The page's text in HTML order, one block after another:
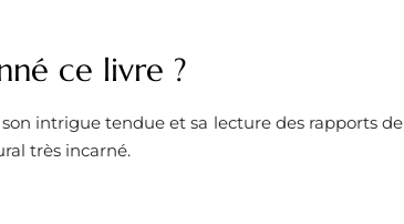
ce livre ?
intrigue tendue et sa lecture des rapports de
très incarné.